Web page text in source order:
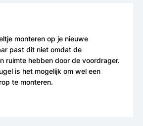
monteren op je nieuwe
past dit niet omdat de
ruimte hebben door de voordrager.
is het mogelijk om wel een
te monteren.